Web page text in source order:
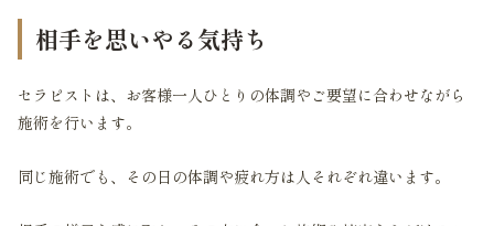
相手を思いやる気持ち
セラピストは、お客様一人ひとりの体調やご要望に合わせながら
施術を行います。
同じ施術でも、その日の体調や疲れ方は人それぞれ違います。